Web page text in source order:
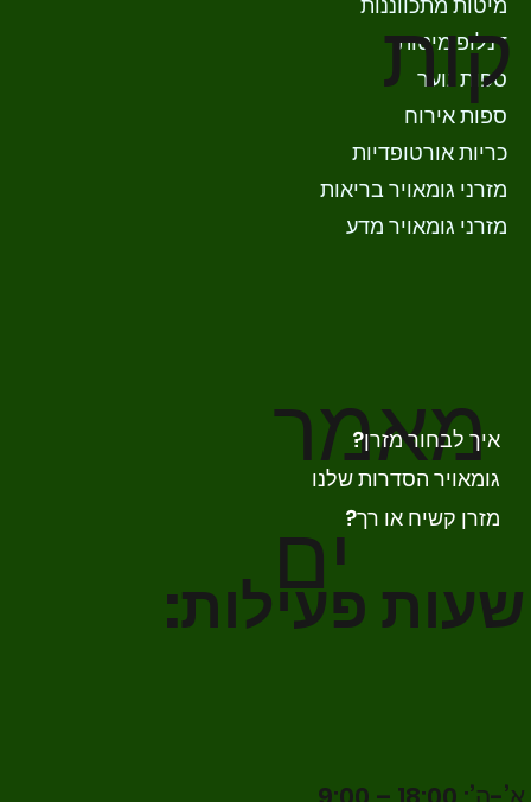
שעות פעילות:
מאמר
ים
דנלופ מיטות
ספות נוער
ספות אירוח
כריות אורטופדיות
מזרני גומאויר בריאות
מזרני גומאויר מדע
איך לבחור מזרן?
גומאויר הסדרות שלנו
מזרן קשיח או רך?
קות